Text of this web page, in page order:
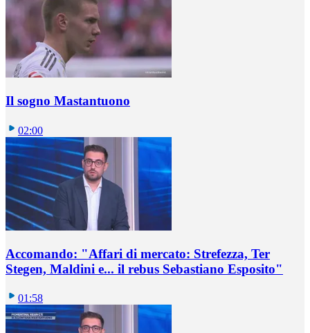
Il sogno Mastantuono
02:00
Accomando: "Affari di mercato: Strefezza, Ter
Stegen, Maldini e... il rebus Sebastiano Esposito"
01:58